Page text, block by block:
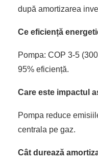
după amortizarea
Ce eficiență
Pompa: COP 3-5
95% eficiență.
Care este impactul
Pompa reduce
centrala pe gaz.
Cât durează